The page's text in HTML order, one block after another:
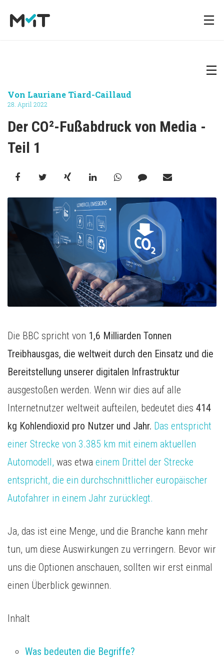
Karriere
English
Marketing Measurement
Marketing Mix Modelling
Media Inhousing
TV-Attribution
Downloads
Presse
Von Lauriane Tiard-Caillaud
28. April 2022
Der CO²-Fußabdruck von Media -
Teil 1
Die BBC spricht von 1,6 Milliarden Tonnen
Treibhausgas, die weltweit durch den Einsatz und die
Bereitstellung unserer digitalen Infrastruktur
ausgestoßen werden. Wenn wir dies auf alle
Internetnutzer weltweit aufteilen, bedeutet dies 414
kg Kohlendioxid pro Nutzer und Jahr. Das entspricht
einer Strecke von 3.385 km mit einem aktuellen
Automodell, was etwa einem Drittel der Strecke
entspricht, die ein durchschnittlicher europäischer
Autofahrer in einem Jahr zurücklegt.
Ja, das ist eine Menge, und die Branche kann mehr
tun, um diese Auswirkungen zu verringern. Bevor wir
uns die Optionen anschauen, sollten wir erst einmal
einen Überblick gewinnen.
Inhalt
Was bedeuten die Begriffe?